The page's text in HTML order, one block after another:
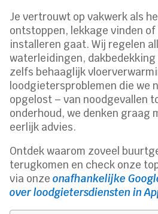
Je vertrouwt op vakwerk als
ontstoppen, lekkage vinden
installeren gaat. Wij regelen
waterleidingen,
zelfs behaaglijk
loodgietersproblemen die we
opgelost – van noodgevallen
onderhoud, we denken graag
eerlijk advies.
Ontdek waarom zoveel
terugkomen en check onze
via onzeonafhankelijke
over loodgietersdiensten in